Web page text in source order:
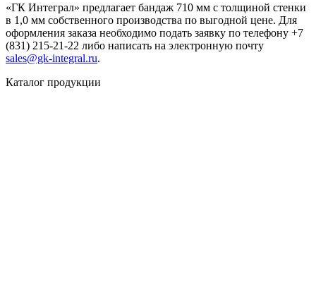
«ГК Интеграл» предлагает бандаж 710 мм с толщиной стенки
в 1,0 мм собственного производства по выгодной цене. Для
оформления заказа необходимо подать заявку по телефону +7
(831) 215-21-22 либо написать на электронную почту
sales@gk-integral.ru.
Каталог продукции